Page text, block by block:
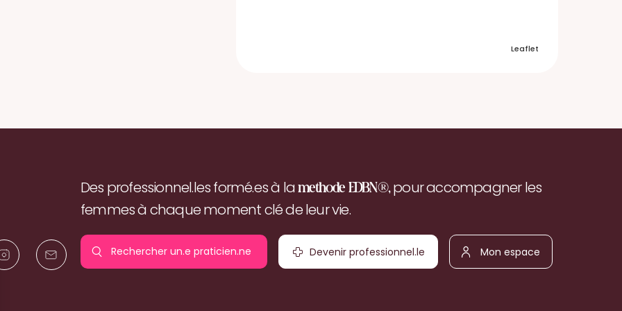
Leaflet
Des professionnel.les formé.es à lamethode EDBN®,pour accompagner les
femmes à chaque moment clé de leur vie.
Rechercher un.e
praticien.ne
Devenir
professionnel.le
Mon
espace